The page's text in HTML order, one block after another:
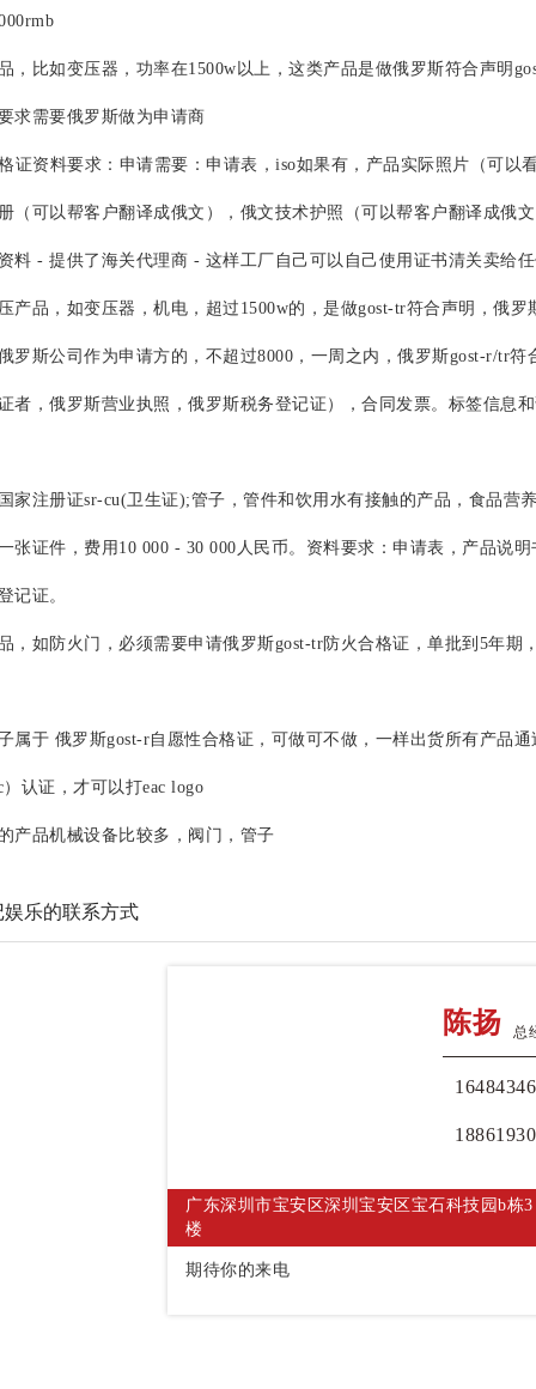
如变压器，功率在1500w以上，这类产品是做俄罗斯符合声明
需要俄罗斯做为申请商
料要求：申请需要：申请表，iso如果有，产品实际照片（可以
（可以帮客户翻译成俄文），俄文技术护照（可以帮客户翻译成俄
料 - 提供了海关代理商 - 这样工厂自己可以自己使用证书清关卖给
，如变压器，机电，超过1500w的，是做gost-tr符合声明，俄罗
罗斯公司作为申请方的，不超过8000，一周之内，俄罗斯gost-r/tr
者，俄罗斯营业执照，俄罗斯税务登记证），合同发票。标签信息
册证sr-cu(卫生证);管子，管件和饮用水有接触的产品，食品营养
张证件，费用10 000 - 30 000人民币。资料要求：申请表，产品说
记证。
防火门，必须需要申请俄罗斯gost-tr防火合格证，单批到5年期，
俄罗斯gost-r自愿性合格证，可做可不做，一样出货所有产品通
）认证，才可以打eac logo
品机械设备比较多，阀门，管子
娱乐的联系方式
陈扬 总
广东深圳市宝安区深圳宝安区宝石科技园b栋3
楼
期待你的来电